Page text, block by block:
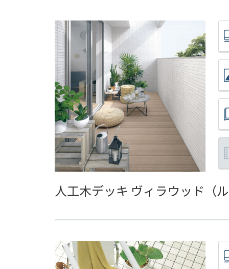
人工木デッキ ヴィラウッド （